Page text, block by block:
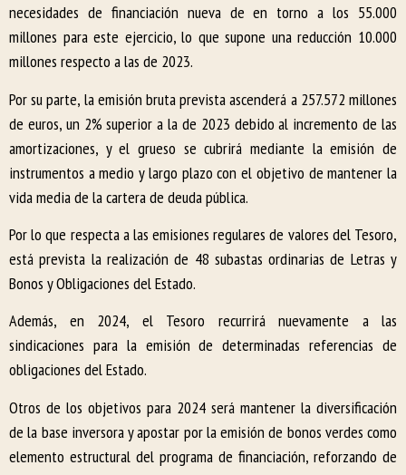
necesidades de financiación nueva de en torno a los 55.000
millones para este ejercicio, lo que supone una reducción 10.000
millones respecto a las de 2023.
Por su parte, la emisión bruta prevista ascenderá a 257.572 millones
de euros, un 2% superior a la de 2023 debido al incremento de las
amortizaciones, y el grueso se cubrirá mediante la emisión de
instrumentos a medio y largo plazo con el objetivo de mantener la
vida media de la cartera de deuda pública.
Por lo que respecta a las emisiones regulares de valores del Tesoro,
está prevista la realización de 48 subastas ordinarias de Letras y
Bonos y Obligaciones del Estado.
Además, en 2024, el Tesoro recurrirá nuevamente a las
sindicaciones para la emisión de determinadas referencias de
obligaciones del Estado.
Otros de los objetivos para 2024 será mantener la diversificación
de la base inversora y apostar por la emisión de bonos verdes como
elemento estructural del programa de financiación, reforzando de